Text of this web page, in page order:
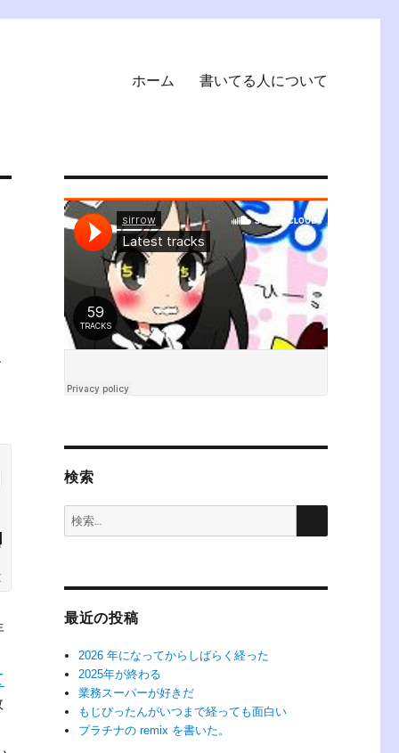
ホーム 書いてる人について
検索
検
索:
検
最近の投稿
2026 年になってからしばらく経った
2025年が終わる
業務スーパーが好きだ
もじぴったんがいつまで経っても面白い
プラチナの remix を書いた。